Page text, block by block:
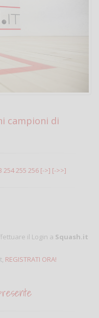
campioni di
254255 256 [->] [->>]
il Login a Squash.it
REGISTRATI ORA!